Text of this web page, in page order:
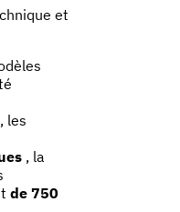
et
les
, la
de 750